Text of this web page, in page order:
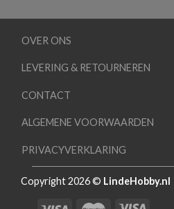
OVER ONS
LEVERING & RETOURNEREN
CONTACT
ALGEMENE VOORWAARDEN
PRIVACYVERKLARING
Copyright 2026 © LindeHobby.nl